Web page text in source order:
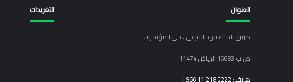
العنوان
طريق الملك فهد الفرعي ، حي المؤتمرات
ص.ب 16683 الرياض 11474
هاتف: 2222 218 11 966+
التغريدات